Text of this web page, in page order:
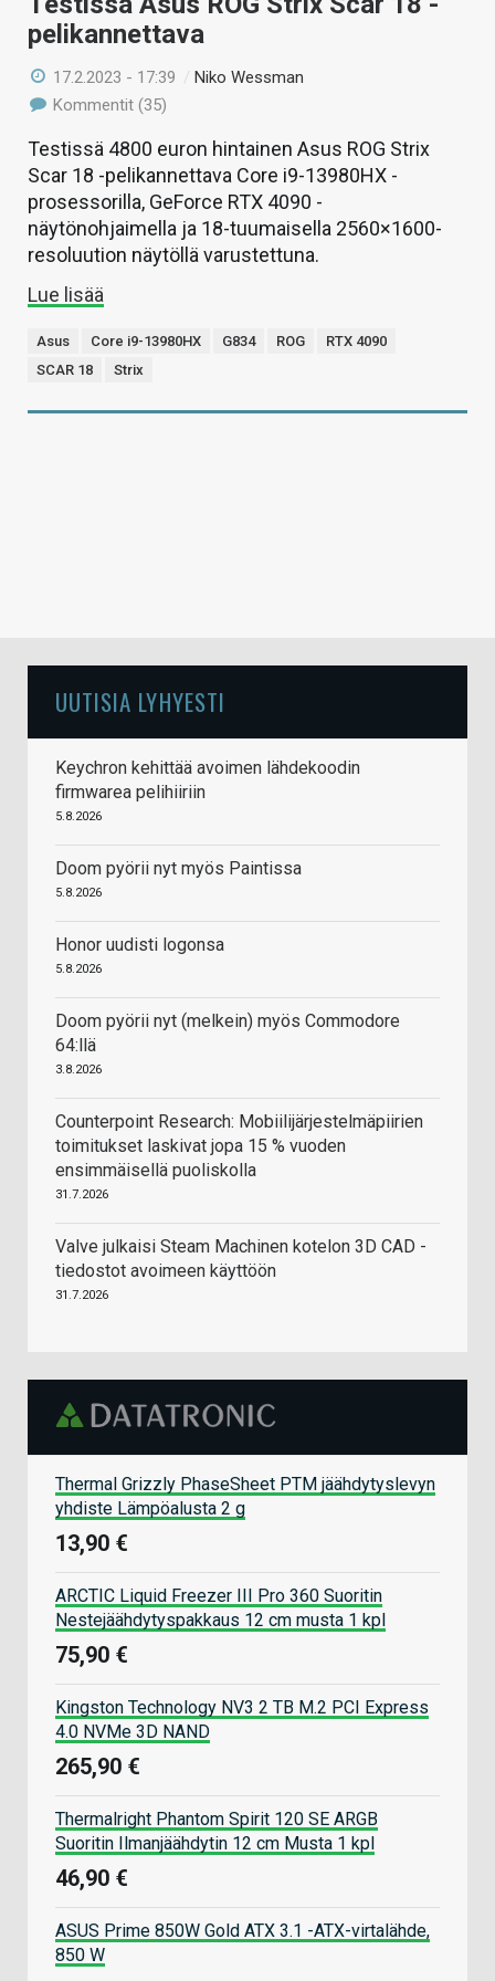
pelikannettava
17.2.2023 - 17:39 / Niko Wessman
Kommentit (35)
Testissä 4800 euron hintainen Asus ROG Strix
Scar 18 -pelikannettava Core i9-13980HX -
prosessorilla, GeForce RTX 4090 -
näytönohjaimella ja 18-tuumaisella 2560×1600-
resoluution näytöllä varustettuna.
Lue lisää
Asus Core i9-13980HX G834 ROG
RTX 4090
SCAR 18
Strix
UUTISIA LYHYESTI
Keychron kehittää avoimen lähdekoodin
firmwarea pelihiiriin
5.8.2026
Doom pyörii nyt myös Paintissa
5.8.2026
Honor uudisti logonsa
5.8.2026
Doom pyörii nyt (melkein) myös Commodore
64:llä
3.8.2026
Counterpoint Research: Mobiilijärjestelmäpiirien
toimitukset laskivat jopa 15 % vuoden
ensimmäisellä puoliskolla
31.7.2026
Valve julkaisi Steam Machinen kotelon 3D CAD -
tiedostot avoimeen käyttöön
31.7.2026
Thermal Grizzly PhaseSheet PTM jäähdytyslevyn
yhdiste Lämpöalusta 2 g
13,90 €
ARCTIC Liquid Freezer III Pro 360 Suoritin
Nestejäähdytyspakkaus 12 cm musta 1 kpl
75,90 €
Kingston Technology NV3 2 TB M.2 PCI Express
4.0 NVMe 3D NAND
265,90 €
Thermalright Phantom Spirit 120 SE ARGB
Suoritin Ilmanjäähdytin 12 cm Musta 1 kpl
46,90 €
ASUS Prime 850W Gold ATX 3.1 -ATX-virtalähde,
850 W